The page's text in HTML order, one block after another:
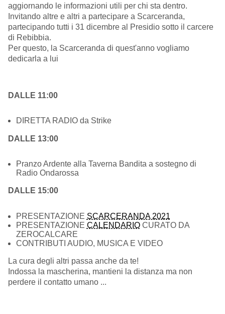
aggiornando le informazioni utili per chi sta dentro.
Invitando altre e altri a partecipare a Scarceranda,
partecipando tutti i 31 dicembre al Presidio sotto il carcere
di Rebibbia.
Per questo, la Scarceranda di quest'anno vogliamo
dedicarla a lui
DALLE 11:00
DIRETTA RADIO da Strike
DALLE 13:00
Pranzo Ardente alla Taverna Bandita a sostegno di
Radio Ondarossa
DALLE 15:00
PRESENTAZIONE SCARCERANDA 2021
PRESENTAZIONE CALENDARIOCURATO DA
ZEROCALCARE
CONTRIBUTI AUDIO, MUSICA E VIDEO
La cura degli altri passa anche da te!
Indossa la mascherina, mantieni la distanza ma non
perdere il contatto umano ...